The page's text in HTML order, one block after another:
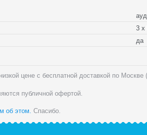
3 x
да
цене с бесплатной доставкой по
публичной офертой.
об этом. Спасибо.